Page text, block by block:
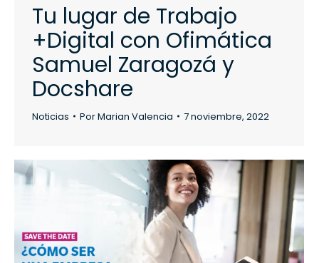
Tu lugar de Trabajo
+Digital con Ofimática
Samuel Zaragozá y
Docshare
Noticias PorMarian Valencia 7 noviembre, 2022